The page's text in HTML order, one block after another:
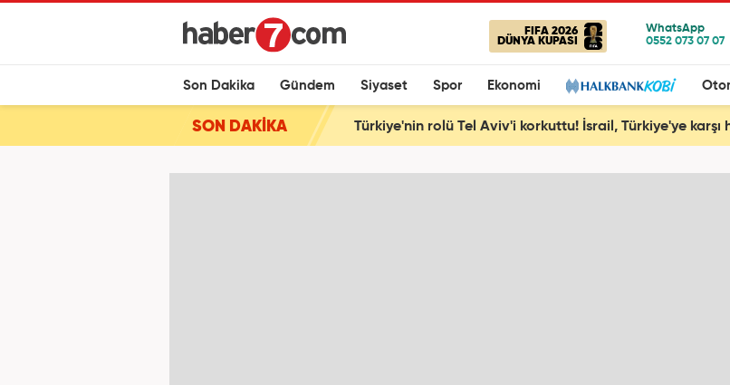
FIFA 2026
DÜNYA KUPASI
Son Dakika Gündem Siyaset Spor Ekonomi
SON DAKİKA Türkiye'nin rolü Tel Aviv'i korkuttu! İsrail, Türkiye'ye karşı